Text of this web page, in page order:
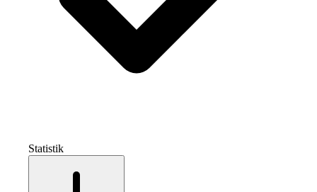
Statistik